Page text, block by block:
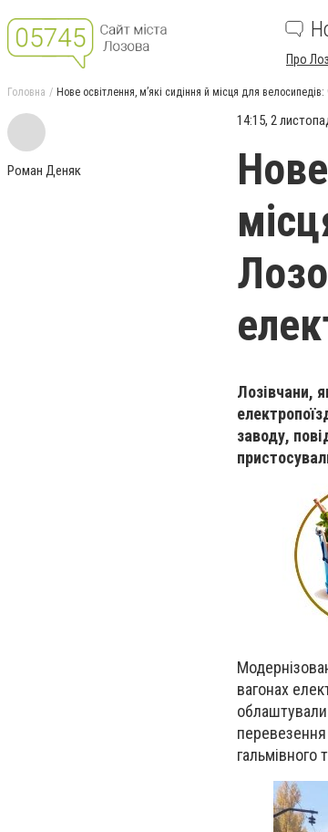
Про
Головна Нове освітлення, м’які сидіння й місця для
Роман Деняк
14:15, 2
Лозівчани,
заводу,
вагонах
гальмівного